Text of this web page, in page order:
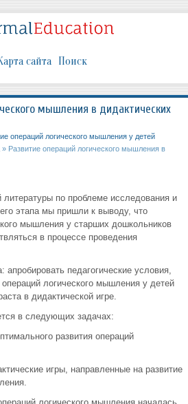
сайта Поиск
мышления в дидактических
операций логического мышления у детей
» Развитие операций логического мышления в
литературы по проблеме исследования и
этапа мы пришли к выводу, что
мышления у старших дошкольников
в процессе проведения
педагогические условия,
логического мышления у детей
в дидактической игре.
в следующих задачах:
развития операций
игры, направленные на развитие